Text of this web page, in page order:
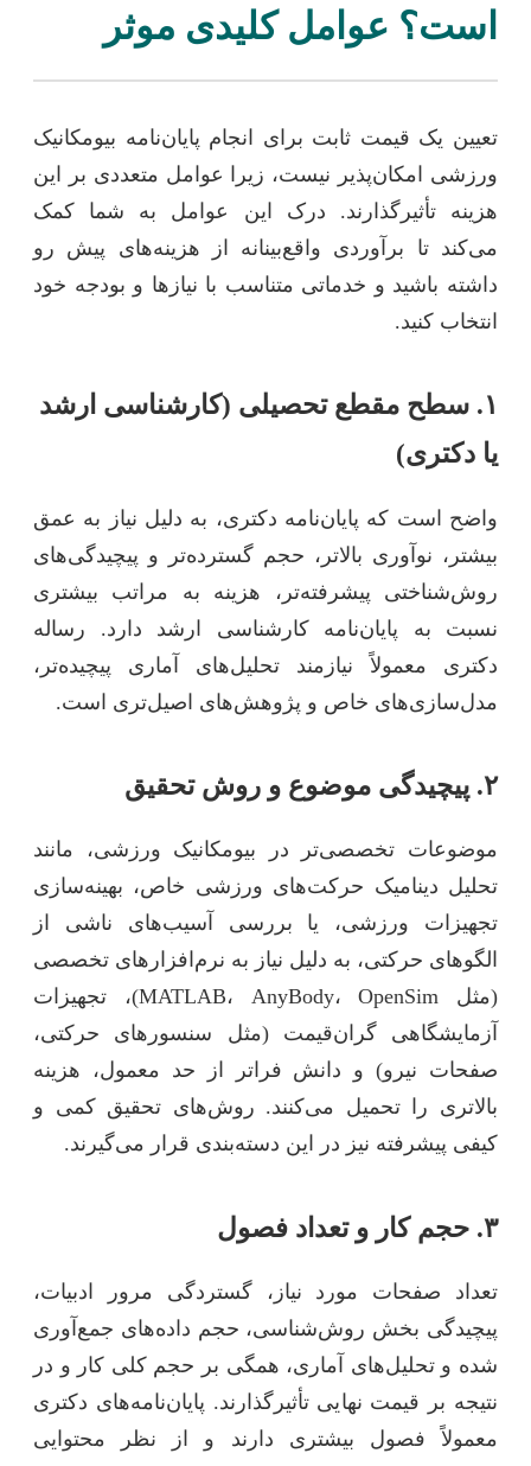
است؟ عوامل کلیدی موثر
تعیین یک قیمت ثابت برای انجام پایان‌نامه بیومکانیک
ورزشی امکان‌پذیر نیست، زیرا عوامل متعددی بر این
هزینه تأثیرگذارند. درک این عوامل به شما کمک
می‌کند تا برآوردی واقع‌بینانه از هزینه‌های پیش رو
داشته باشید و خدماتی متناسب با نیازها و بودجه خود
انتخاب کنید.
۱. سطح مقطع تحصیلی (کارشناسی ارشد
یا دکتری)
واضح است که پایان‌نامه دکتری، به دلیل نیاز به عمق
بیشتر، نوآوری بالاتر، حجم گسترده‌تر و پیچیدگی‌های
روش‌شناختی پیشرفته‌تر، هزینه به مراتب بیشتری
نسبت به پایان‌نامه کارشناسی ارشد دارد. رساله
دکتری معمولاً نیازمند تحلیل‌های آماری پیچیده‌تر،
مدل‌سازی‌های خاص و پژوهش‌های اصیل‌تری است.
۲. پیچیدگی موضوع و روش تحقیق
موضوعات تخصصی‌تر در بیومکانیک ورزشی، مانند
تحلیل دینامیک حرکت‌های ورزشی خاص، بهینه‌سازی
تجهیزات ورزشی، یا بررسی آسیب‌های ناشی از
الگوهای حرکتی، به دلیل نیاز به نرم‌افزارهای تخصصی
(مثل MATLAB، AnyBody، OpenSim)، تجهیزات
آزمایشگاهی گران‌قیمت (مثل سنسورهای حرکتی،
صفحات نیرو) و دانش فراتر از حد معمول، هزینه
بالاتری را تحمیل می‌کنند. روش‌های تحقیق کمی و
کیفی پیشرفته نیز در این دسته‌بندی قرار می‌گیرند.
۳. حجم کار و تعداد فصول
تعداد صفحات مورد نیاز، گستردگی مرور ادبیات،
پیچیدگی بخش روش‌شناسی، حجم داده‌های جمع‌آوری
شده و تحلیل‌های آماری، همگی بر حجم کلی کار و در
نتیجه بر قیمت نهایی تأثیرگذارند. پایان‌نامه‌های دکتری
معمولاً فصول بیشتری دارند و از نظر محتوایی